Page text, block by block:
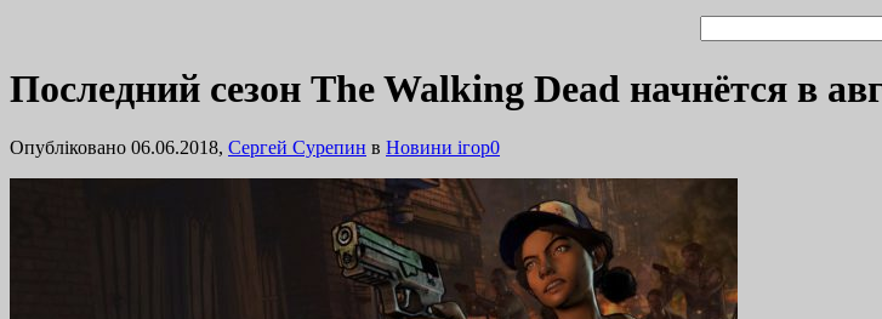
Последний сезон The Walking Dead начнётся в
Опубліковано 06.06.2018, Сергей Сурепин в Новини ігор0